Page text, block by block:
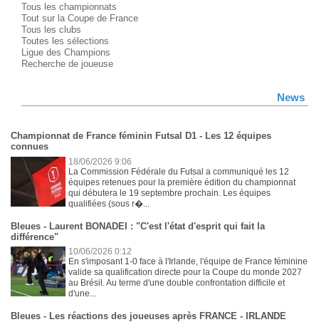
Tous les championnats
Tout sur la Coupe de France
Tous les clubs
Toutes les sélections
Ligue des Champions
Recherche de joueuse
News
Championnat de France féminin Futsal D1 - Les 12 équipes
connues
18/06/2026 9:06
La Commission Fédérale du Futsal a communiqué les 12
équipes retenues pour la première édition du championnat
qui débutera le 19 septembre prochain. Les équipes
qualifiées (sous r�...
Bleues - Laurent BONADEI : "C'est l'état d'esprit qui fait la
différence"
10/06/2026 0:12
En s'imposant 1-0 face à l'Irlande, l'équipe de France féminine
valide sa qualification directe pour la Coupe du monde 2027
au Brésil. Au terme d'une double confrontation difficile et
d'une...
Bleues - Les réactions des joueuses après FRANCE - IRLANDE